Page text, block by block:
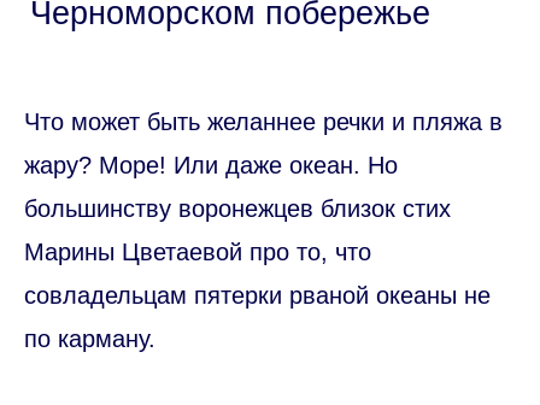
Черноморском побережье
Что может быть желаннее речки и пляжа в
жару? Море! Или даже океан. Но
большинству воронежцев близок стих
Марины Цветаевой про то, что
совладельцам пятерки рваной океаны не
по карману.